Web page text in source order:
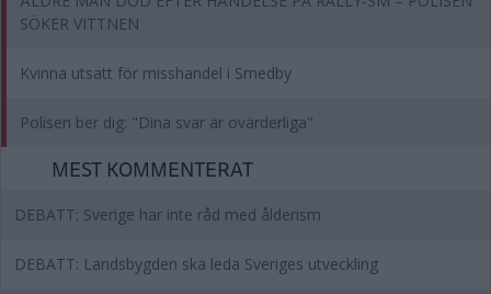
SÖKER VITTNEN
Kvinna utsatt för misshandel i Smedby
Polisen ber dig: "Dina svar är ovärderliga"
MEST KOMMENTERAT
DEBATT: Sverige har inte råd med ålderism
DEBATT: Landsbygden ska leda Sveriges utveckling